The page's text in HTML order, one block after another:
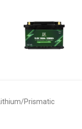
Lithium/Prismatic